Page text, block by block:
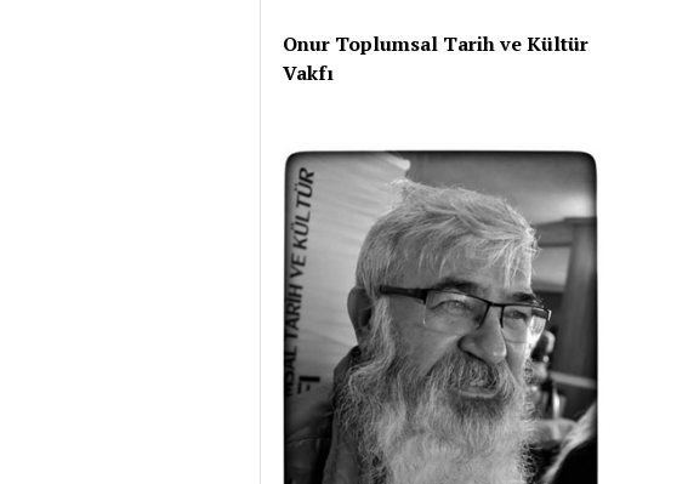
Onur Toplumsal Tarih ve Kültür
Vakfı